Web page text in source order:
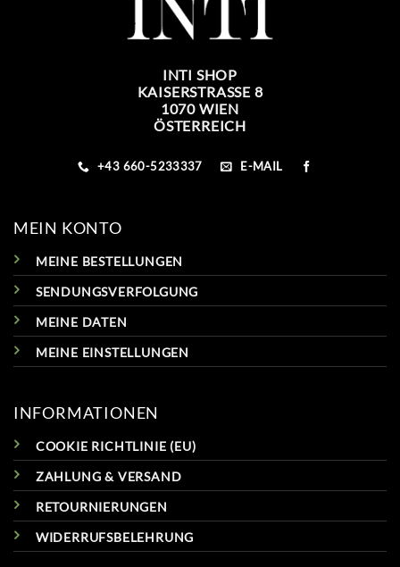
INTI SHOP
KAISERSTRASSE 8
1070 WIEN
ÖSTERREICH
+43 660-5233337 E-MAIL
MEIN KONTO
MEINE BESTELLUNGEN
SENDUNGSVERFOLGUNG
MEINE DATEN
MEINE EINSTELLUNGEN
INFORMATIONEN
COOKIE RICHTLINIE (EU)
ZAHLUNG & VERSAND
RETOURNIERUNGEN
WIDERRUFSBELEHRUNG